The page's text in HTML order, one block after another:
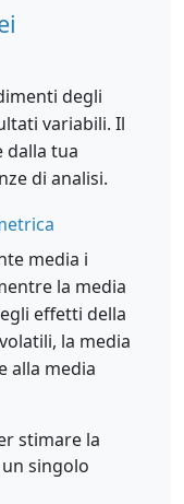
degli
variabili. Il
dalla tua
di analisi.
media i
la media
effetti della
la media
alla media
stimare la
singolo